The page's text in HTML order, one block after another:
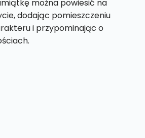
można powiesić na
dodając pomieszczeniu
i przypominając o